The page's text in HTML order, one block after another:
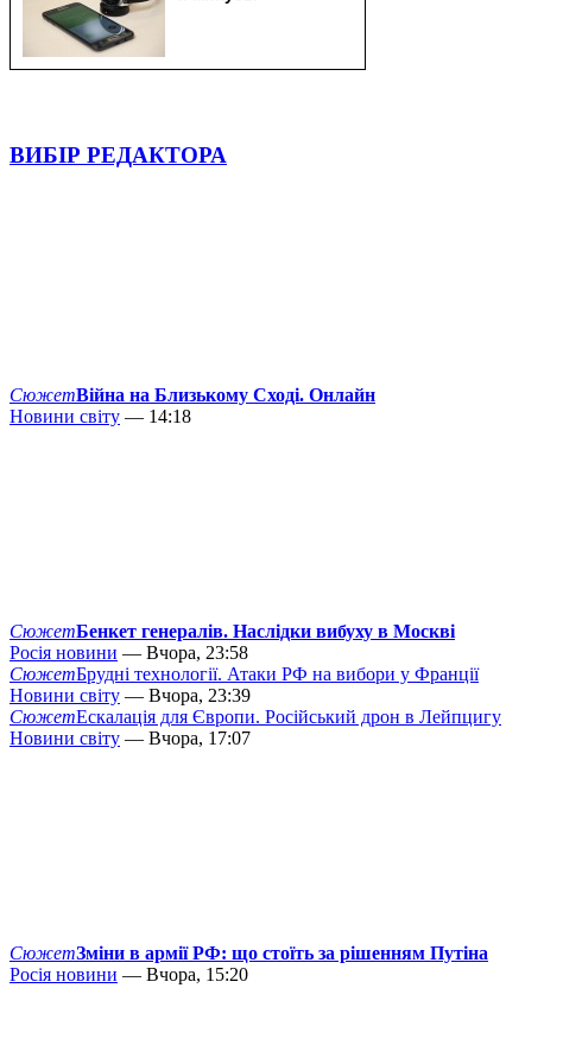
ВИБІР РЕДАКТОРА
СюжетВійна на Близькому Сході. Онлайн
Новини світу — 14:18
СюжетБенкет генералів. Наслідки вибуху в Москві
Росія новини — Вчора, 23:58
СюжетБрудні технології. Атаки РФ на вибори у Франції
Новини світу — Вчора, 23:39
СюжетЕскалація для Європи. Російський дрон в Лейпцигу
Новини світу — Вчора, 17:07
СюжетЗміни в армії РФ: що стоїть за рішенням Путіна
Росія новини — Вчора, 15:20